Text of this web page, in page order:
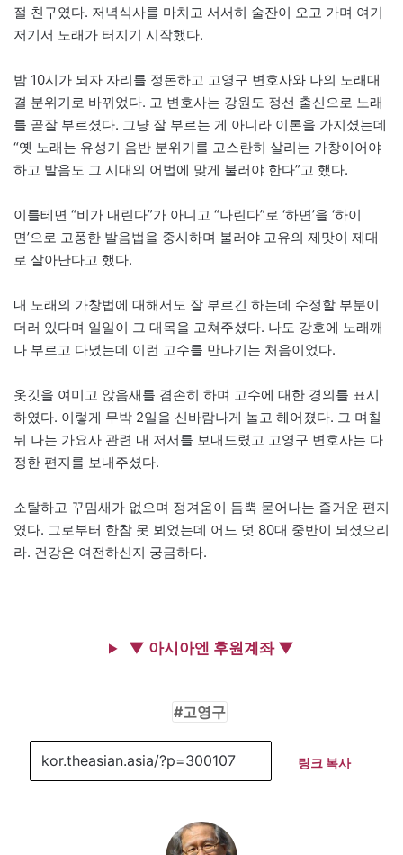
절 친구였다. 저녁식사를 마치고 서서히 술잔이 오고 가며 여기
저기서 노래가 터지기 시작했다.
밤 10시가 되자 자리를 정돈하고 고영구 변호사와 나의 노래대
결 분위기로 바뀌었다. 고 변호사는 강원도 정선 출신으로 노래
를 곧잘 부르셨다. 그냥 잘 부르는 게 아니라 이론을 가지셨는데
“옛 노래는 유성기 음반 분위기를 고스란히 살리는 가창이어야
하고 발음도 그 시대의 어법에 맞게 불러야 한다”고 했다.
이를테면 “비가 내린다”가 아니고 “나린다”로 ‘하면’을 ‘하이
면’으로 고풍한 발음법을 중시하며 불러야 고유의 제맛이 제대
로 살아난다고 했다.
내 노래의 가창법에 대해서도 잘 부르긴 하는데 수정할 부분이
더러 있다며 일일이 그 대목을 고쳐주셨다. 나도 강호에 노래깨
나 부르고 다녔는데 이런 고수를 만나기는 처음이었다.
옷깃을 여미고 앉음새를 겸손히 하며 고수에 대한 경의를 표시
하였다. 이렇게 무박 2일을 신바람나게 놀고 헤어졌다. 그 며칠
뒤 나는 가요사 관련 내 저서를 보내드렸고 고영구 변호사는 다
정한 편지를 보내주셨다.
소탈하고 꾸밈새가 없으며 정겨움이 듬뿍 묻어나는 즐거운 편지
였다. 그로부터 한참 못 뵈었는데 어느 덧 80대 중반이 되셨으리
라. 건강은 여전하신지 궁금하다.
▼ 아시아엔 후원계좌 ▼
고영구
링크 복사